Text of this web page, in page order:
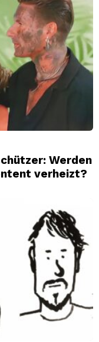
Werden
verheizt?